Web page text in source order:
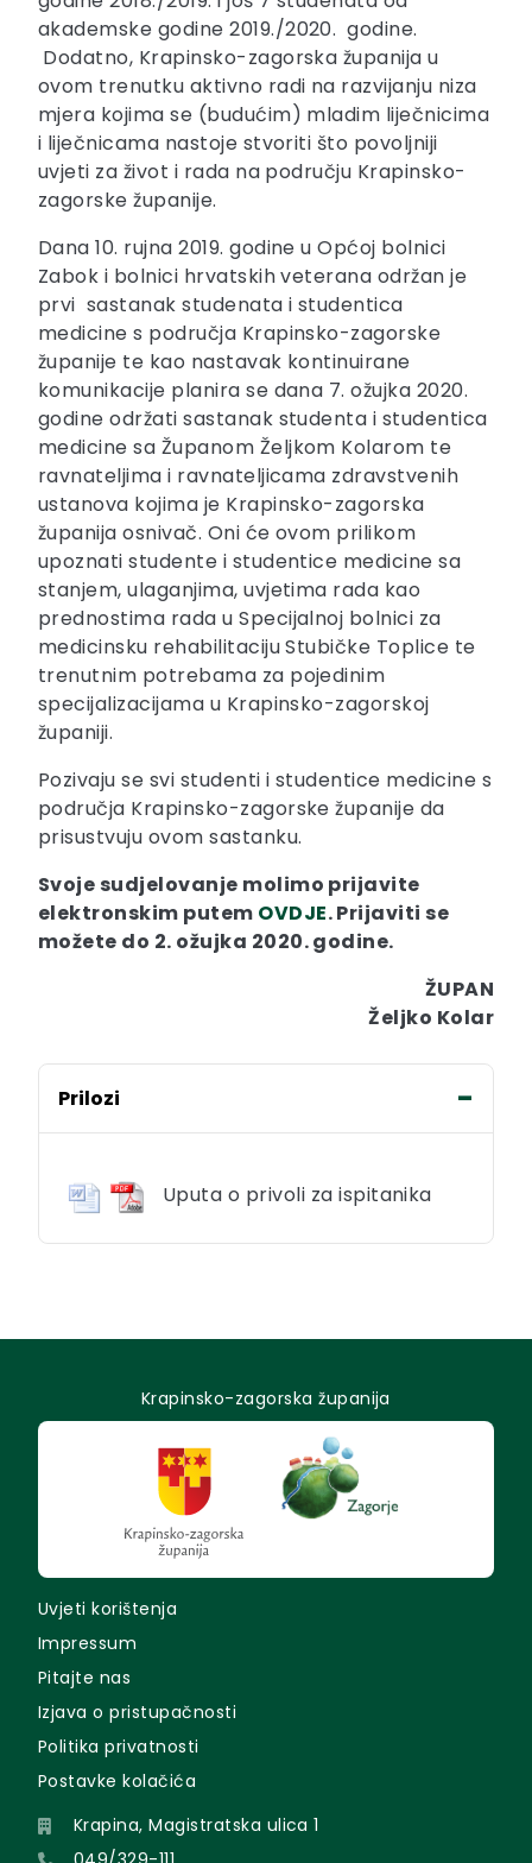
akademske godine 2019./2020. godine.
Dodatno, Krapinsko-zagorska županija u
ovom trenutku aktivno radi na razvijanju niza
mjera kojima se (budućim) mladim liječnicima
i liječnicama nastoje stvoriti što povoljniji
uvjeti za život i rada na području Krapinsko-
zagorske županije.
Dana 10. rujna 2019. godine u Općoj bolnici
Zabok i bolnici hrvatskih veterana održan je
prvi sastanak studenata i studentica
medicine s područja Krapinsko-zagorske
županije te kao nastavak kontinuirane
komunikacije planira se dana 7. ožujka 2020.
godine održati sastanak studenta i studentica
medicine sa Županom Željkom Kolarom te
ravnateljima i ravnateljicama zdravstvenih
ustanova kojima je Krapinsko-zagorska
županija osnivač. Oni će ovom prilikom
upoznati studente i studentice medicine sa
stanjem, ulaganjima, uvjetima rada kao
prednostima rada u Specijalnoj bolnici za
medicinsku rehabilitaciju Stubičke Toplice te
trenutnim potrebama za pojedinim
specijalizacijama u Krapinsko-zagorskoj
županiji.
Pozivaju se svi studenti i studentice medicine s
područja Krapinsko-zagorske županije da
prisustvuju ovom sastanku.
Svoje sudjelovanje molimo prijavite
elektronskim putem OVDJE. Prijaviti se
možete do 2. ožujka 2020. godine.
ŽUPAN
Željko Kolar
Prilozi
Uputa o privoli za ispitanika
Krapinsko-zagorska županija
Uvjeti korištenja
Impressum
Pitajte nas
Izjava o pristupačnosti
Politika privatnosti
Postavke kolačića
Krapina, Magistratska ulica 1